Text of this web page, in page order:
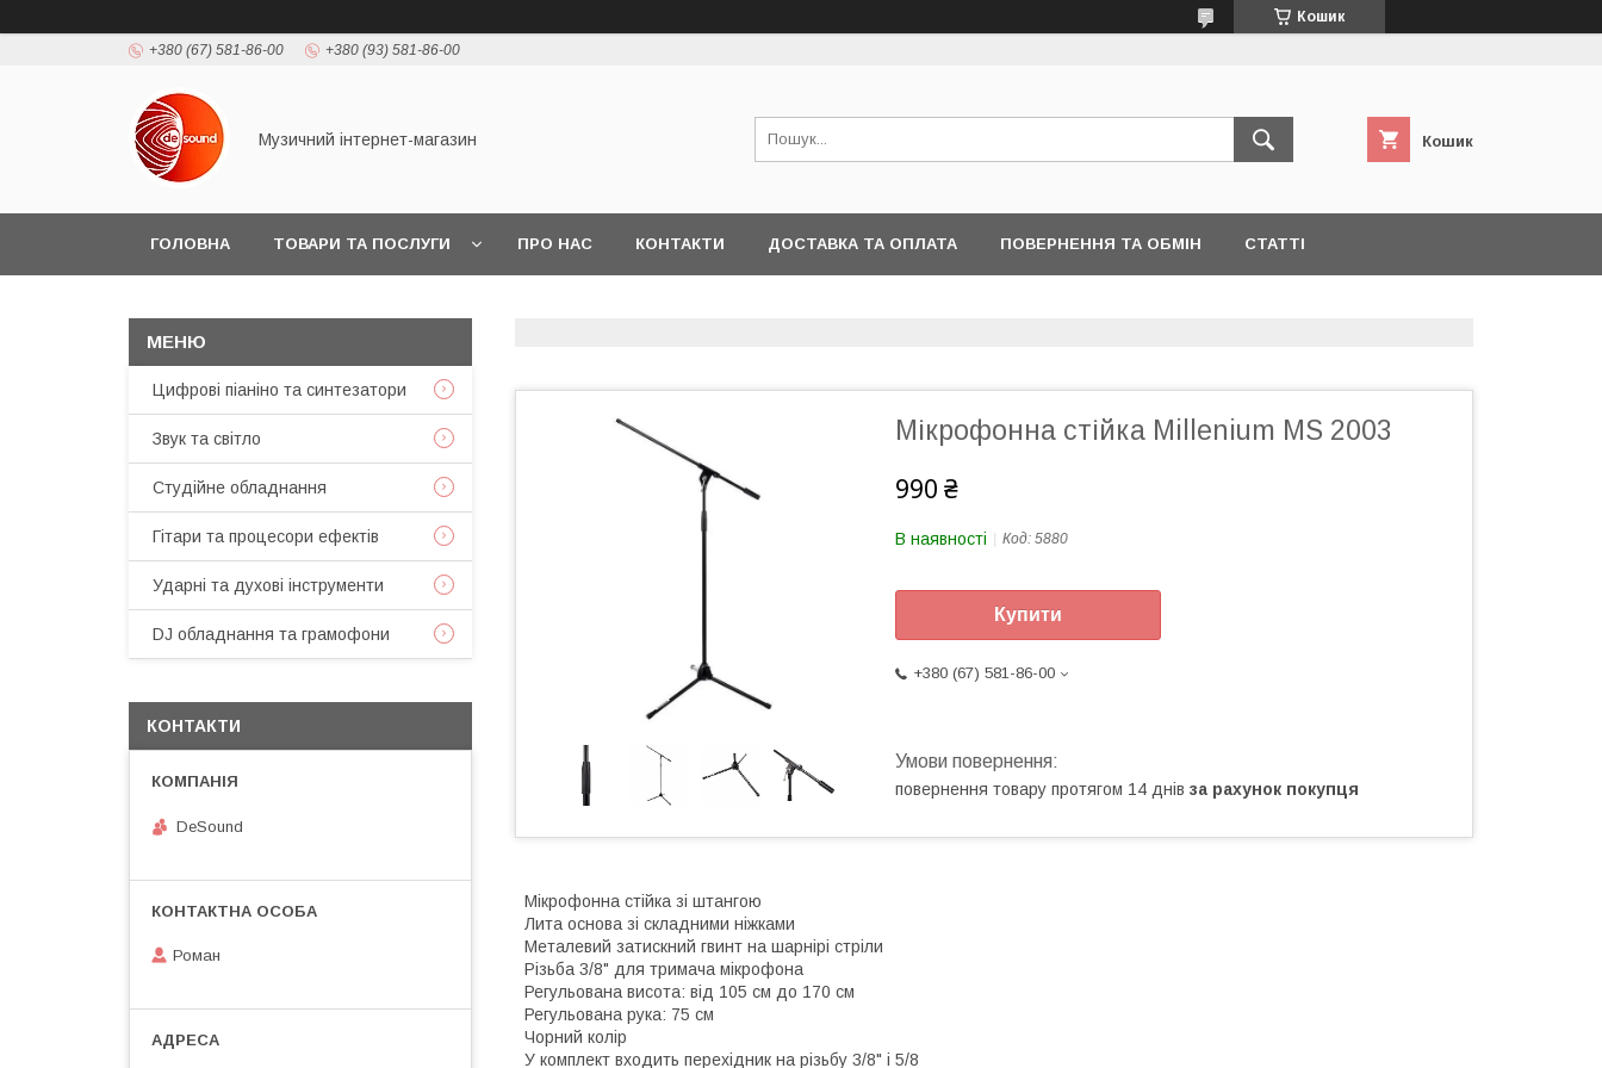
Кошик
+380 (67) 581-86-00 +380 (93) 581-86-00
Музичний інтернет-магазин Кошик
ГОЛОВНА ТОВАРИ ТА ПОСЛУГИ ПРО НАС КОНТАКТИ ДОСТАВКА ТА ОПЛАТА ПОВЕРНЕННЯ ТА ОБМІН СТАТТІ
Мікрофонна стійка Millenium MS 2003
990 ₴
В наявності Код: 5880
Купити
+380 (67) 581-86-00
повернення товару протягом 14 днів за рахунок покупця
Мікрофонна стійка зі штангою
Лита основа зі складними ніжками
Металевий затискний гвинт на шарнірі стріли
Різьба 3/8" для тримача мікрофона
Регульована висота: від 105 см до 170 см
Регульована рука: 75 см
Чорний колір
У комплект входить перехідник на різьбу 3/8" і 5/8
Цифрові піаніно та синтезатори
Звук та світло
Студійне обладнання
Гітари та процесори ефектів
Ударні та духові інструменти
DJ обладнання та грамофони
КОНТАКТИ
DeSound
Роман